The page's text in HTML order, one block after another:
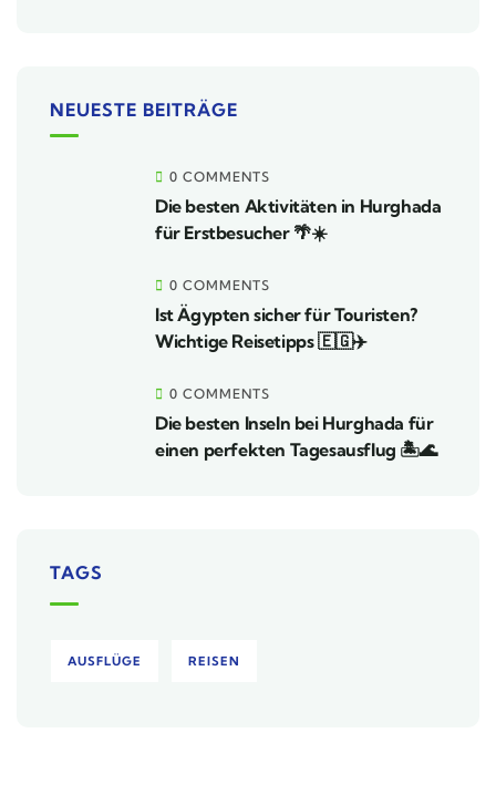
NEUESTE BEITRÄGE
0 COMMENTS
Die besten Aktivitäten in Hurghada
für Erstbesucher 🌴☀️
0 COMMENTS
Ist Ägypten sicher für Touristen?
Wichtige Reisetipps 🇪🇬✈️
0 COMMENTS
Die besten Inseln bei Hurghada für
einen perfekten Tagesausflug 🏝️🌊
TAGS
AUSFLÜGE REISEN